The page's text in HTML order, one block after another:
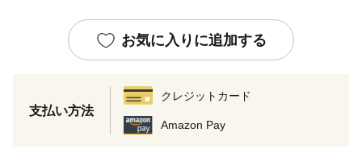
お気に入りに追加する
支払い方法
クレジットカード
Amazon Pay